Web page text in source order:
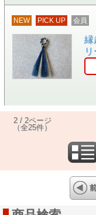
NEW PICK UP 会員
縁
2 / 2ページ
（全25件）